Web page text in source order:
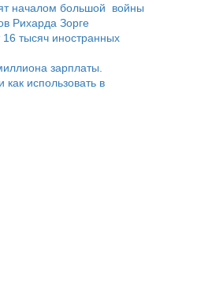
началом большой войны
Рихарда Зорге
тысяч иностранных
зарплаты.
как использовать в